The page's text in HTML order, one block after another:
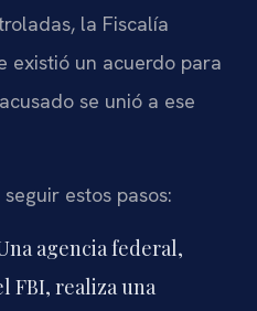
la Fiscalía
existió un acuerdo para
se unió a ese
estos pasos:
agencia federal,
FBI, realiza una